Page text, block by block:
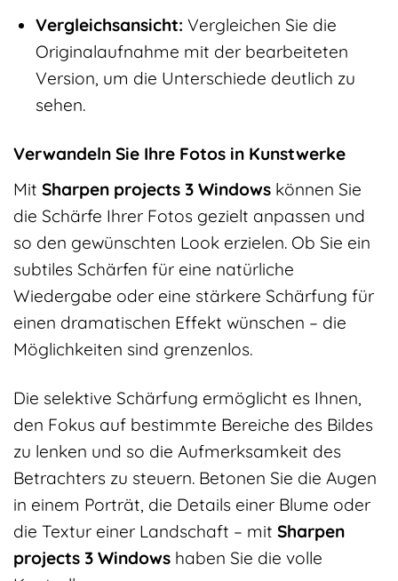
Vergleichsansicht: Vergleichen Sie die
Originalaufnahme mit der bearbeiteten
Version, um die Unterschiede deutlich zu
sehen.
Verwandeln Sie Ihre Fotos in Kunstwerke
Mit Sharpen projects 3 Windows können Sie
die Schärfe Ihrer Fotos gezielt anpassen und
so den gewünschten Look erzielen. Ob Sie ein
subtiles Schärfen für eine natürliche
Wiedergabe oder eine stärkere Schärfung für
einen dramatischen Effekt wünschen – die
Möglichkeiten sind grenzenlos.
Die selektive Schärfung ermöglicht es Ihnen,
den Fokus auf bestimmte Bereiche des Bildes
zu lenken und so die Aufmerksamkeit des
Betrachters zu steuern. Betonen Sie die Augen
in einem Porträt, die Details einer Blume oder
die Textur einer Landschaft – mit Sharpen
projects 3 Windows haben Sie die volle